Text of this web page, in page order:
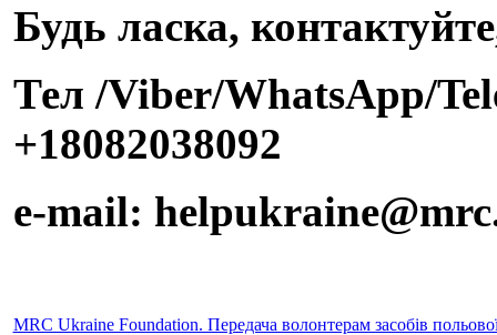
Будь ласка,
Тел /Viber/WhatsApp/
+18082038092
e-mail:
MRC Ukraine Foundation. Передача волонтерам засобів